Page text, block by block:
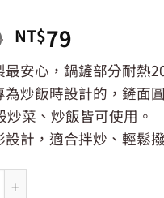
原
始
價
格：
NT$99。
NT$79目
前
價
格：
NT$79。
安心，鍋鏟部分耐熱
炒飯時設計的，鏟面
炒菜、炒飯皆可使用。
計，適合拌炒、輕鬆
日本製 INOMATA 不易沾黏